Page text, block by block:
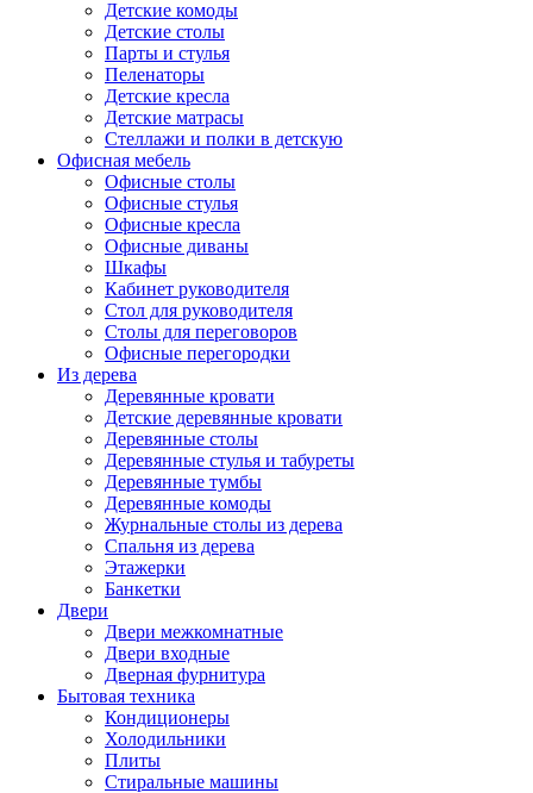
Детские комоды
Детские столы
Парты и стулья
Пеленаторы
Детские кресла
Детские матрасы
Стеллажи и полки в детскую
Офисная мебель
Офисные столы
Офисные стулья
Офисные кресла
Офисные диваны
Шкафы
Кабинет руководителя
Стол для руководителя
Столы для переговоров
Офисные перегородки
Из дерева
Деревянные кровати
Детские деревянные кровати
Деревянные столы
Деревянные стулья и табуреты
Деревянные тумбы
Деревянные комоды
Журнальные столы из дерева
Спальня из дерева
Этажерки
Банкетки
Двери
Двери межкомнатные
Двери входные
Дверная фурнитура
Бытовая техника
Кондиционеры
Холодильники
Плиты
Стиральные машины